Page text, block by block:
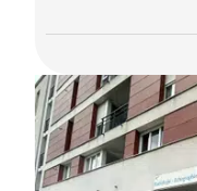
climatisation,
"PERSPECTIVES"
de 280 m² (quote-
incluse) environ de
emplacements de
Possibilité de
Livraison février
risques naturels,
auxquels ces biens
sur le site